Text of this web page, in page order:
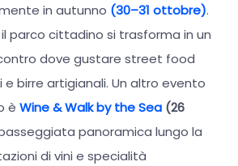
in autunno (30–31 ottobre).
parco cittadino si trasforma in un
dove gustare street food
e birre artigianali. Un altro evento
è Wine & Walk by the Sea(26
panoramica lungo la
di vini e specialità